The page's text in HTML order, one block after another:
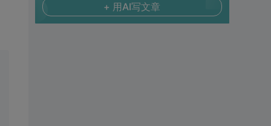
+ 用AI写文章